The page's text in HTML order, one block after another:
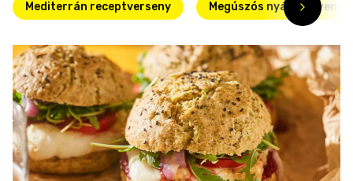
Mediterrán receptverseny Megúszós nyári